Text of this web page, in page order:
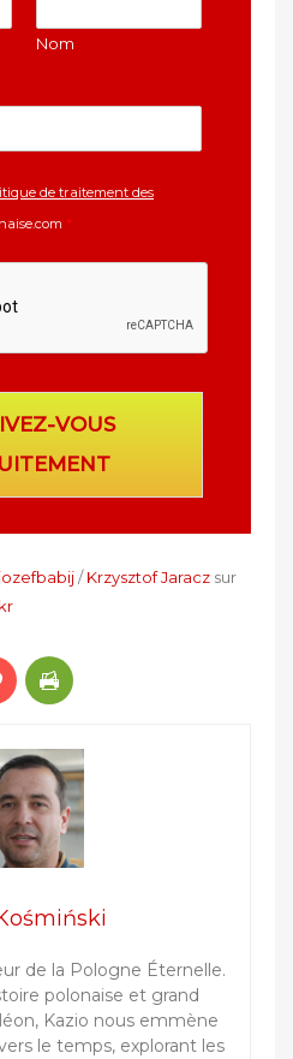
Nom
de traitement des
*
VOUS
jozefbabij/Krzysztof Jaracz sur
de la Pologne Éternelle.
polonaise et grand
Kazio nous emmène
le temps, explorant les